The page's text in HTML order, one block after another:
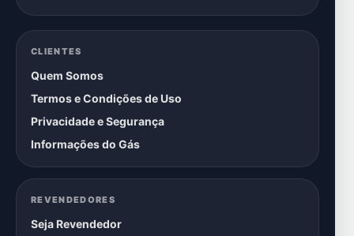
CLIENTES
Quem Somos
Termos e Condições de Uso
Privacidade e Segurança
Informações do Gás
REVENDEDORES
Seja Revendedor